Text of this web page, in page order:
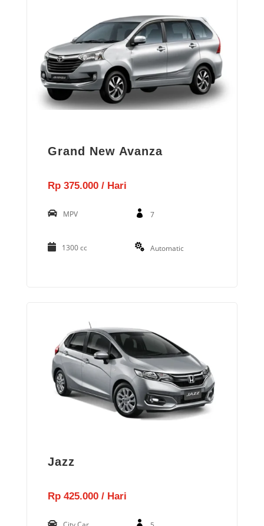
Grand New Avanza
Rp 375.000 / Hari
MPV 7
1300 cc Automatic
Jazz
Rp 425.000 / Hari